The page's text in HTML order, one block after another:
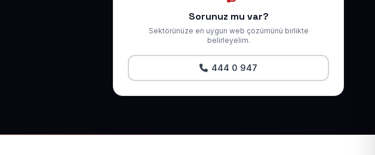
Sorunuz mu var?
Sektörünüze en uygun web çözümünü birlikte
belirleyelim.
444 0 947